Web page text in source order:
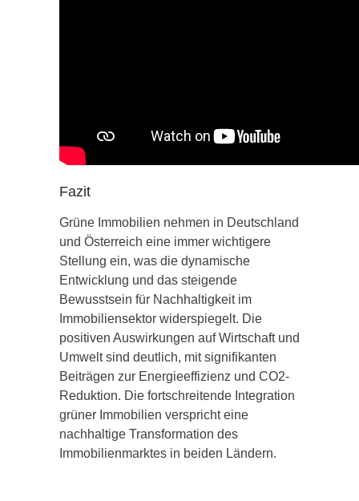
Fazit
Grüne Immobilien nehmen in Deutschland
und Österreich eine immer wichtigere
Stellung ein, was die dynamische
Entwicklung und das steigende
Bewusstsein für Nachhaltigkeit im
Immobiliensektor widerspiegelt. Die
positiven Auswirkungen auf Wirtschaft und
Umwelt sind deutlich, mit signifikanten
Beiträgen zur Energieeffizienz und CO2-
Reduktion. Die fortschreitende Integration
grüner Immobilien verspricht eine
nachhaltige Transformation des
Immobilienmarktes in beiden Ländern.